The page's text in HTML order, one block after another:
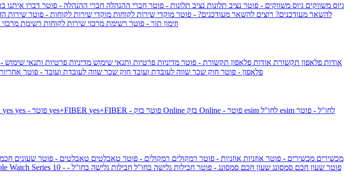
גיוס משווקים גיוס משווקים - פוטר נציב תלונות נציב תלונות - פוטר חברי ההנהלה חברי ההנהלה - פוטר דברו איתנו
להשאר מעודכנים? רוצים להשאר מעודכנים? - פוטר מוקדי שירות לקוחות מוקדי שירות לקוחות - פוטר שירות
וזימון תור - פוטר רשימת מרכזי שירות לקוחות רשימת
אודות פלאפון תקשורת אודות פלאפון תקשורת - פוטר מדיניות פרטיות ותנאי שימוש מדיניות פרטיות ותנאי שימוש
פלאפון - פוטר חוק שכר שווה לעובדת ועובד חוק שכר שווה לעובדת ועובד - פוטר
yes yes+FIBER yes+FIBER - פוטר בזק Online
esim לחו"ל - פוטר
מכשירים מכשירים - פוטר אוזניות אוזניות - פוטר רמקולים רמקולים - פוטר טאבלטים טאבלטים - פוטר שעונים
שעון Apple Watch Series 10 - פוטר שעון חכם סמסונג שעון חכם סמסונג - פוטר חבילות גלישה בחו"ל חבילות גלישה בחו"ל -